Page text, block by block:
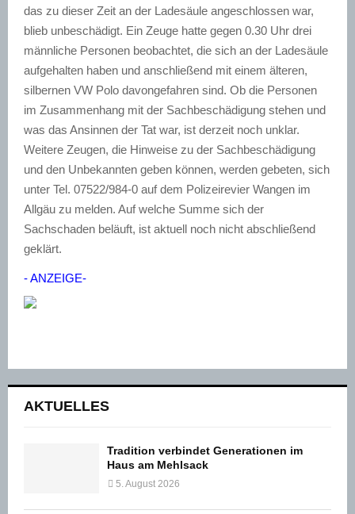
das zu dieser Zeit an der Ladesäule angeschlossen war,
blieb unbeschädigt. Ein Zeuge hatte gegen 0.30 Uhr drei
männliche Personen beobachtet, die sich an der Ladesäule
aufgehalten haben und anschließend mit einem älteren,
silbernen VW Polo davongefahren sind. Ob die Personen
im Zusammenhang mit der Sachbeschädigung stehen und
was das Ansinnen der Tat war, ist derzeit noch unklar.
Weitere Zeugen, die Hinweise zu der Sachbeschädigung
und den Unbekannten geben können, werden gebeten, sich
unter Tel. 07522/984-0 auf dem Polizeirevier Wangen im
Allgäu zu melden. Auf welche Summe sich der
Sachschaden beläuft, ist aktuell noch nicht abschließend
geklärt.
- ANZEIGE-
AKTUELLES
Tradition verbindet Generationen im
Haus am Mehlsack
5. August 2026